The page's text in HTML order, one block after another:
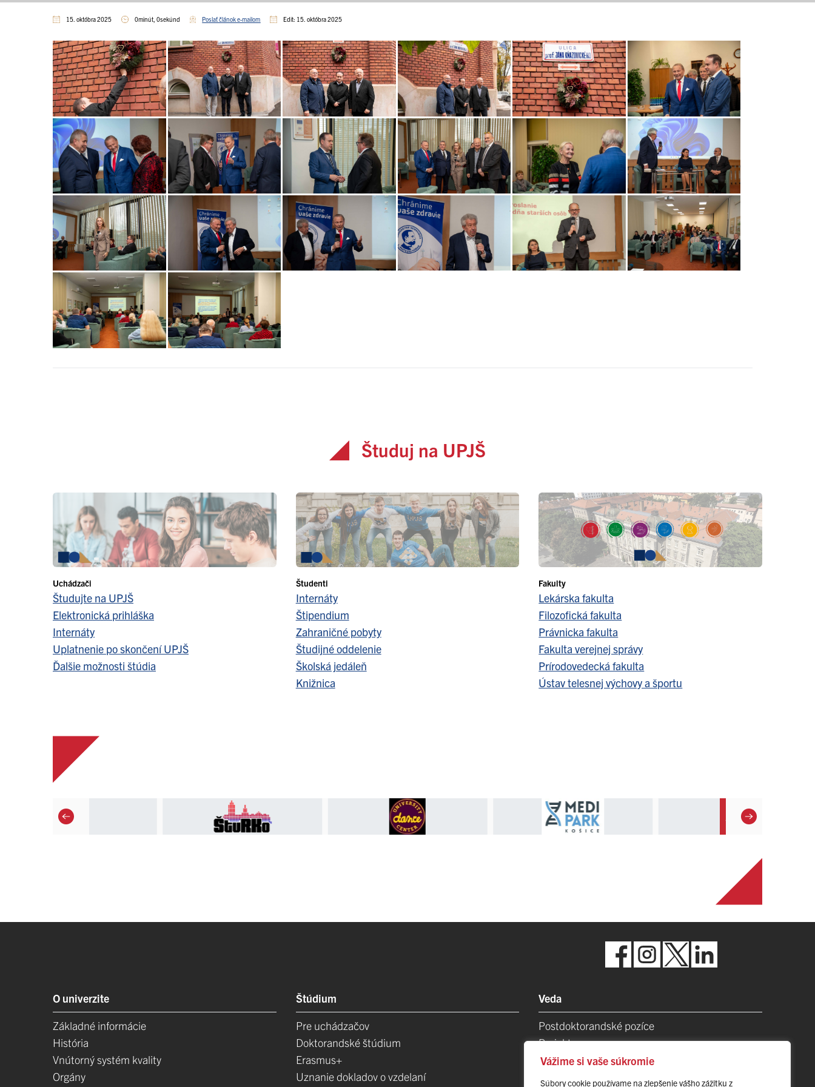
Vážime si vaše súkromie
Súbory cookie používame na zlepšenie vášho zážitku z
15. októbra 2025 0minút, 0sekúnd Poslať článok e-mailom Edit: 15. októbra 2025
Študuj na UPJŠ
Uchádzači
Študujte na UPJŠ
Elektronická prihláška
Internáty
Uplatnenie po skončení UPJŠ
Ďalšie možnosti štúdia
Študenti
Internáty
Štipendium
Zahraničné pobyty
Študijné oddelenie
Školská jedáleň
Knižnica
Fakulty
Lekárska fakulta
Filozofická fakulta
Právnicka fakulta
Fakulta verejnej správy
Prírodovedecká fakulta
Ústav telesnej výchovy a športu
O univerzite
Základné informácie
História
Vnútorný systém kvality
Orgány
Štúdium
Pre uchádzačov
Doktorandské štúdium
Erasmus+
Uznanie dokladov o vzdelaní
Veda
Postdoktorandské pozíce
Projekty
Špičkové tímy